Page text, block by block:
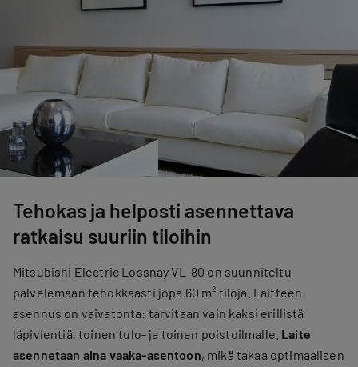
Tehokas ja helposti asennettava
ratkaisu suuriin tiloihin
Mitsubishi Electric Lossnay VL-80 on suunniteltu
palvelemaan tehokkaasti jopa 60 m² tiloja. Laitteen
asennus on vaivatonta: tarvitaan vain kaksi erillistä
läpivientiä, toinen tulo- ja toinen poistoilmalle. Laite
asennetaan aina vaaka-asentoon, mikä takaa optimaalisen